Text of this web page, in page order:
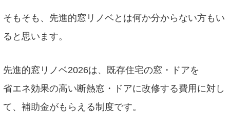
そもそも、先進的窓リノベとは何か分からない方もい
ると思います。
先進的窓リノベ2026は、既存住宅の窓・ドアを
省エネ効果の高い断熱窓・ドアに改修する費用に対し
て、補助金がもらえる制度です。